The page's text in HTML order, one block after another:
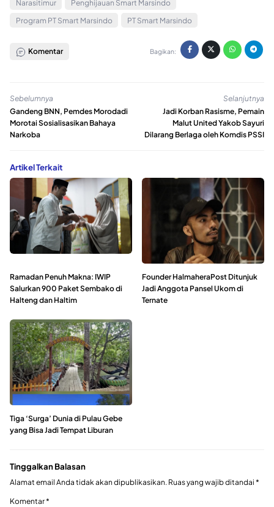
Narasitimur
Penghijauan Smart Marsindo
Program PT Smart Marsindo
PT Smart Marsindo
Komentar Bagikan:
Sebelumnya
Gandeng BNN, Pemdes Morodadi
Morotai Sosialisasikan Bahaya
Narkoba
Selanjutnya
Jadi Korban Rasisme, Pemain
Malut United Yakob Sayuri
Dilarang Berlaga oleh Komdis PSSI
Artikel Terkait
Ramadan Penuh Makna: IWIP
Salurkan 900 Paket Sembako di
Halteng dan Haltim
Founder HalmaheraPost Ditunjuk
Jadi Anggota Pansel Ukom di
Ternate
Tiga ‘Surga’ Dunia di Pulau Gebe
yang Bisa Jadi Tempat Liburan
Tinggalkan Balasan
Alamat email Anda tidak akan dipublikasikan. Ruas yang wajib ditandai *
Komentar*